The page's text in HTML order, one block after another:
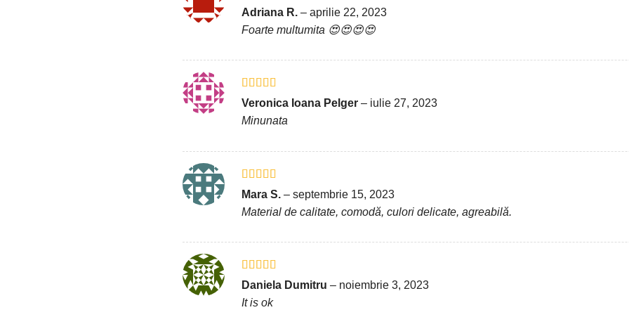
Evaluat la5
din 5
Adriana R. – aprilie 22, 2023
Foarte multumita 😍😍😍😍
Evaluat la 5
Veronica Ioana Pelger – iulie 27, 2023
Minunata
Evaluat la
5
din 5
Mara S. – septembrie 15, 2023
Material de calitate, comodă, culori delicate, agreabilă.
Evaluat la5
din 5
Daniela Dumitru – noiembrie 3, 2023
It is ok